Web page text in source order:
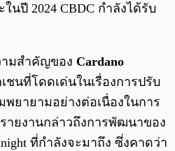
นปี 2024 CBDC กำลังได้รับ
ามสำคัญของ Cardano
นที่โดดเด่นในเรื่องการปรับ
ยายามอย่างต่อเนื่องในการ
ยงานกล่าวถึงการพัฒนาของ
ที่กำลังจะมาถึง ซึ่งคาดว่า